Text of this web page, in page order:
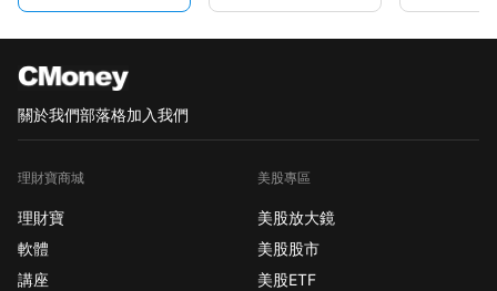
關於我們部落格加入我們
理財寶商城
理財寶
軟體
講座
美股專區
美股放大鏡
美股股市
美股ETF